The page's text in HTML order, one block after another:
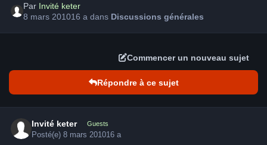
Par Invité keter
8 mars 201016 a dans Discussions générales
Commencer un nouveau sujet
Répondre à ce sujet
Invité keter Guests
Posté(e)8 mars 201016 a